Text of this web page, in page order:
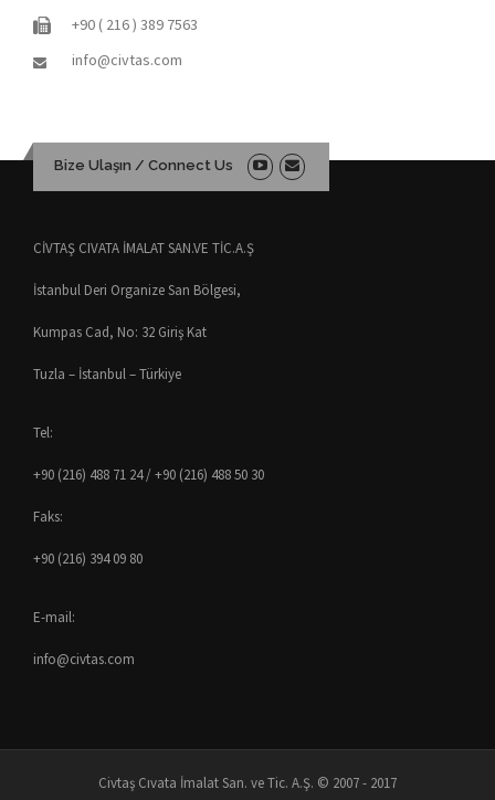
+90 ( 216 ) 389 7563
info@civtas.com
Bize Ulaşın / Connect Us
CİVTAŞ CIVATA İMALAT SAN.VE TİC.A.Ş
İstanbul Deri Organize San Bölgesi,
Kumpas Cad, No: 32 Giriş Kat
Tuzla – İstanbul – Türkiye
Tel:
+90 (216) 488 71 24 / +90 (216) 488 50 30
Faks:
+90 (216) 394 09 80
E-mail:
info@civtas.com
Civtaş Cıvata İmalat San. ve Tic. A.Ş. © 2007 - 2017